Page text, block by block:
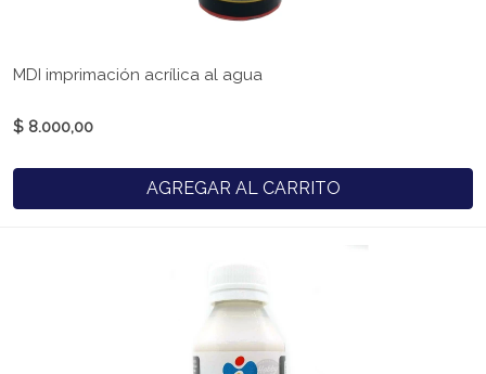
MDI imprimación acrílica al agua
$ 8.000,00
AGREGAR AL CARRITO